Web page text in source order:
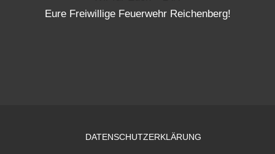
Eure Freiwillige Feuerwehr Reichenberg!
DATENSCHUTZERKLÄRUNG